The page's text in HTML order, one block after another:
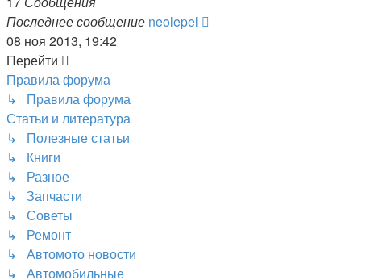
Последнее сообщение neolepel
08 ноя 2013, 19:42
Перейти
Правила форума
↳ Правила форума
Статьи и литература
↳ Полезные статьи
↳ Книги
↳ Разное
↳ Запчасти
↳ Советы
↳ Ремонт
↳ Автомото новости
↳ Автомобильные